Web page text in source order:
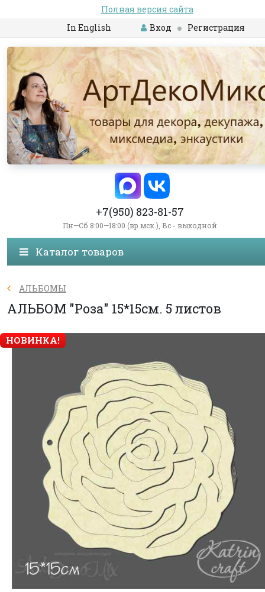
Полная версия сайта
In English
Вход Регистрация
+7(950) 823-81-57
Пн—Сб 8:00—18:00 (вр.мск.), Вс - выходной
Каталог товаров
АЛЬБОМЫ
АЛЬБОМ "Роза" 15*15см. 5 листов
НОВИНКА!